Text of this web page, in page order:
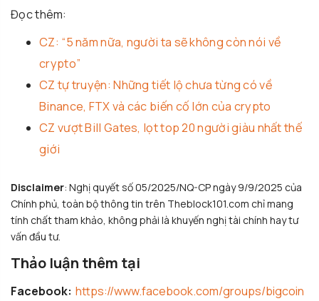
Đọc thêm:
CZ: “5 năm nữa, người ta sẽ không còn nói về
crypto”
CZ tự truyện: Những tiết lộ chưa từng có về
Binance, FTX và các biến cố lớn của crypto
CZ vượt Bill Gates, lọt top 20 người giàu nhất thế
giới
Disclaimer: Nghị quyết số 05/2025/NQ-CP ngày 9/9/2025 của
Chính phủ, toàn bộ thông tin trên Theblock101.com chỉ mang
tính chất tham khảo, không phải là khuyến nghị tài chính hay tư
vấn đầu tư.
Thảo luận thêm tại
Facebook: https://www.facebook.com/groups/bigcoin